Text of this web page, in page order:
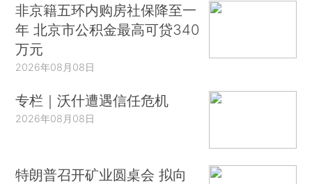
非京籍五环内购房社保降至一
年 北京市公积金最高可贷340
万元
2026年08月08日
专栏｜沃什遭遇信任危机
2026年08月08日
特朗普召开矿业圆桌会 拟向